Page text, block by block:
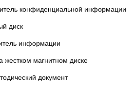
конфиденциальной информации
диск
информации
магнитном диске
документ